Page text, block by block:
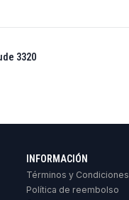
3320
INFORMACIÓN
Términos y Condiciones
Política de reembolso